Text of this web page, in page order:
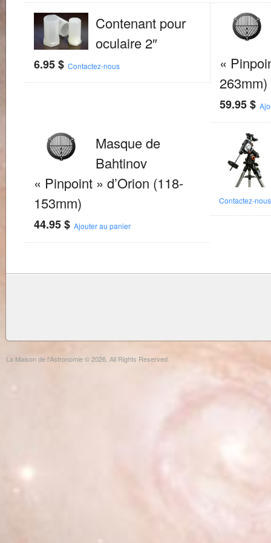
Contenant pour
oculaire 2″
6.95$ Contactez-nous
«
263mm)
59.95$
Masque de
Bahtinov
« Pinpoint » d’Orion (118-
153mm)
44.95$ Ajouter au panier
Contactez-nous
La Maison de l'Astronomie © 2026. All Rights Reserved.